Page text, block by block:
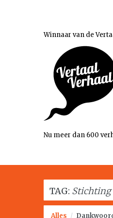
Winnaar van de
Nu meer dan 600
TAG: Stichting
Alles /